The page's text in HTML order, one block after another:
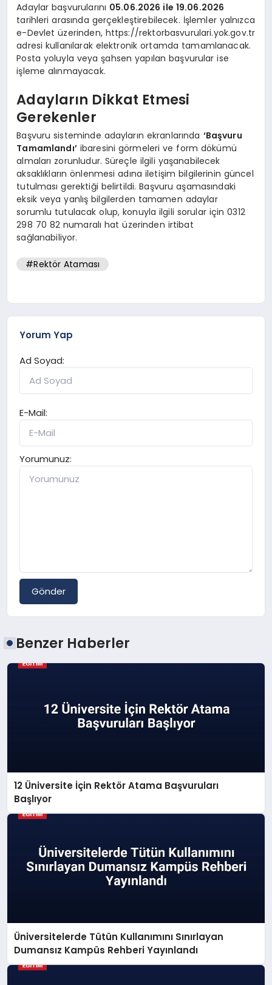
Adaylar başvurularını 05.06.2026 ile 19.06.2026
tarihleri arasında gerçekleştirebilecek. İşlemler yalnızca
e-Devlet üzerinden, https://rektorbasvurulari.yok.gov.tr
adresi kullanılarak elektronik ortamda tamamlanacak.
Posta yoluyla veya şahsen yapılan başvurular ise
işleme alınmayacak.
Adayların Dikkat Etmesi
Gerekenler
Başvuru sisteminde adayların ekranlarında ‘Başvuru
Tamamlandı’ibaresini görmeleri ve form dökümü
almaları zorunludur. Süreçle ilgili yaşanabilecek
aksaklıkların önlenmesi adına iletişim bilgilerinin güncel
tutulması gerektiği belirtildi. Başvuru aşamasındaki
eksik veya yanlış bilgilerden tamamen adaylar
sorumlu tutulacak olup, konuyla ilgili sorular için 0312
298 70 82 numaralı hat üzerinden irtibat
sağlanabiliyor.
#Rektör Ataması
Yorum Yap
Ad Soyad:
E-Mail:
Yorumunuz:
Gönder
Benzer Haberler
12 Üniversite İçin Rektör Atama Başvuruları
Başlıyor
Üniversitelerde Tütün Kullanımını Sınırlayan
Dumansız Kampüs Rehberi Yayınlandı